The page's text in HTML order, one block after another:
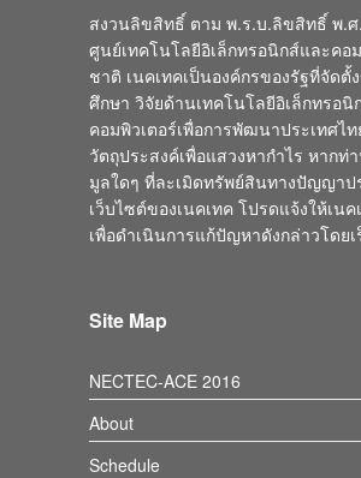
สงวนลิขสิทธิ์ ตาม พ.ร.บ.ลิขสิทธิ์ พ.ศ
ศูนย์เทคโนโลยีอิเล็กทรอนิกส์และคอ
ชาติ เนคเทคเป็นองค์กรของรัฐที่จัดตั้
ศึกษา วิจัยด้านเทคโนโลยีอิเล็กทรอนิ
คอมพิวเตอร์เพื่อการพัฒนาประเทศไ
วัตถุประสงค์เพื่อแสวงหากำไร หากท่
มูลใดๆ ที่ละเมิดทรัพย์สินทางปัญญาป
เว็บไซต์ของเนคเทค โปรดแจ้งให้เน
เพื่อดำเนินการแก้ปัญหาดังกล่าวโดย
Site Map
NECTEC-ACE 2016
About
Schedule